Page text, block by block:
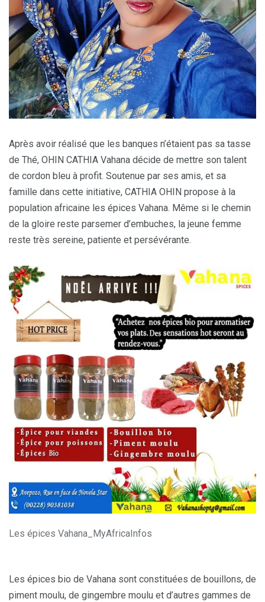
Après avoir réalisé que les banques n’étaient pas sa tasse
de Thé, OHIN CATHIA Vahana décide de mettre son talent
de cordon bleu à profit. Soutenue par ses amis, et sa
famille dans cette initiative, CATHIA OHIN propose à la
population africaine les épices Vahana. Même si le chemin
de la gloire reste parsemer d’embuches, la jeune femme
reste très sereine, patiente et persévérante.
Les épices Vahana_MyAfricaInfos
Les épices bio de Vahana sont constituées de bouillons, de
piment moulu, de gingembre moulu et d’autres gammes de